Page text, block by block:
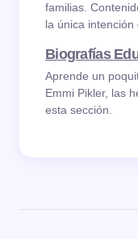
familias.
la única intención
Biografías
Aprende un
Emmi Pikler, las
esta sección.